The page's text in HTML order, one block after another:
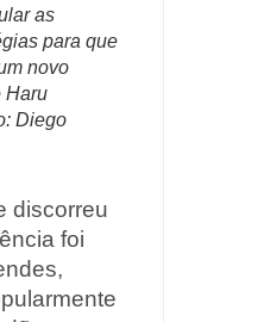
as
para que
novo
Haru
Diego
discorreu
foi